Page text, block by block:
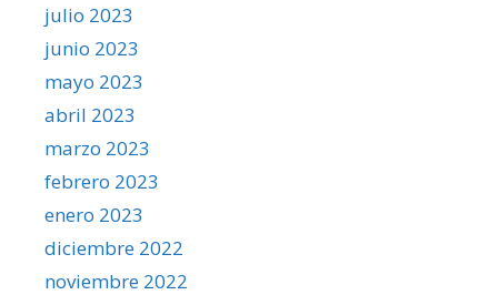
julio 2023
junio 2023
mayo 2023
abril 2023
marzo 2023
febrero 2023
enero 2023
diciembre 2022
noviembre 2022